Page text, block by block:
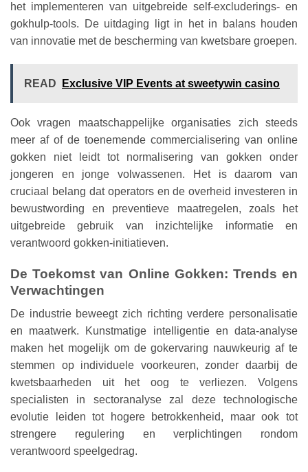
het implementeren van uitgebreide self-excluderings- en
gokhulp-tools. De uitdaging ligt in het in balans houden
van innovatie met de bescherming van kwetsbare groepen.
READ Exclusive VIP Events at sweetywin casino
Ook vragen maatschappelijke organisaties zich steeds
meer af of de toenemende commercialisering van online
gokken niet leidt tot normalisering van gokken onder
jongeren en jonge volwassenen. Het is daarom van
cruciaal belang dat operators en de overheid investeren in
bewustwording en preventieve maatregelen, zoals het
uitgebreide gebruik van inzichtelijke informatie en
verantwoord gokken-initiatieven.
De Toekomst van Online Gokken: Trends en
Verwachtingen
De industrie beweegt zich richting verdere personalisatie
en maatwerk. Kunstmatige intelligentie en data-analyse
maken het mogelijk om de gokervaring nauwkeurig af te
stemmen op individuele voorkeuren, zonder daarbij de
kwetsbaarheden uit het oog te verliezen. Volgens
specialisten in sectoranalyse zal deze technologische
evolutie leiden tot hogere betrokkenheid, maar ook tot
strengere regulering en verplichtingen rondom
verantwoord speelgedrag.